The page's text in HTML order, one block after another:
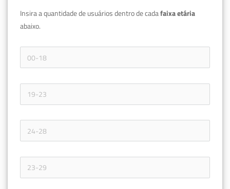
Insira a quantidade de usuários dentro de cada
abaixo.